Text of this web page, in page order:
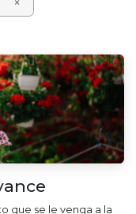
que se le venga a la